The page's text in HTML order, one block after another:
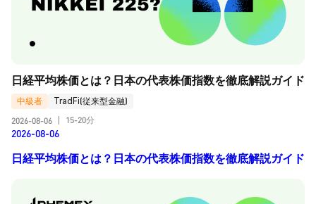
日経平均株価とは？日本の代表株価指数を徹底解説ガイド
中級者
TradFi(従来型金融)
2026-08-06
15-20分
2026-08-06
日経平均株価とは？日本の代表株価指数を徹底解説ガイド